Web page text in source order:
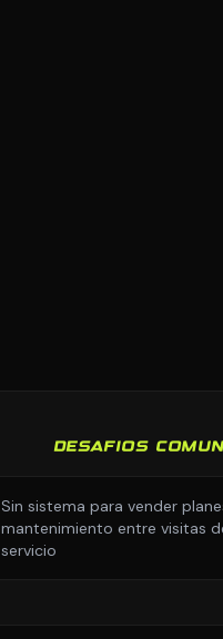
DESAFIOS
Sin sistema para vender
mantenimiento entre visitas
servicio